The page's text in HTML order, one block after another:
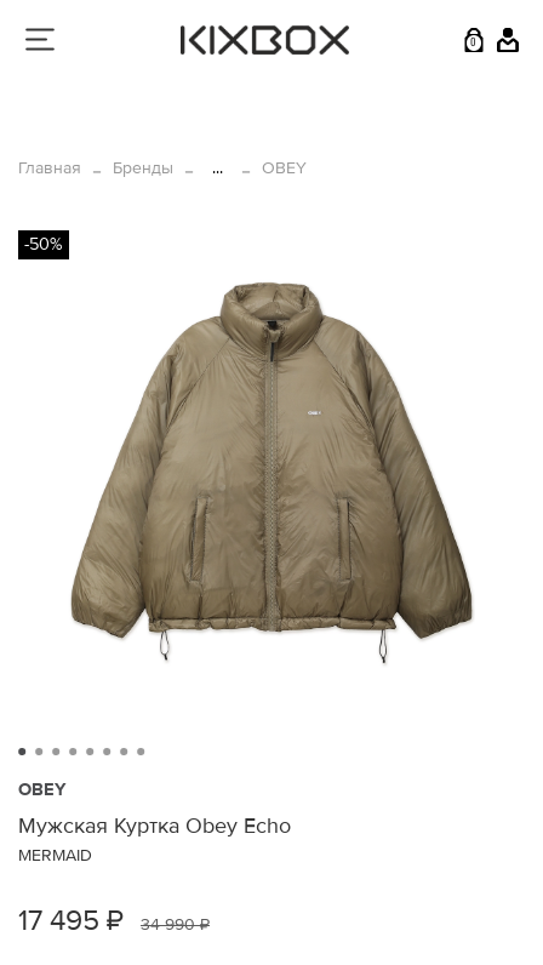
0
Главная Бренды ... OBEY
-50%
OBEY
Мужская Куртка Obey Echo
MERMAID
17 495 ₽ 34 990 ₽